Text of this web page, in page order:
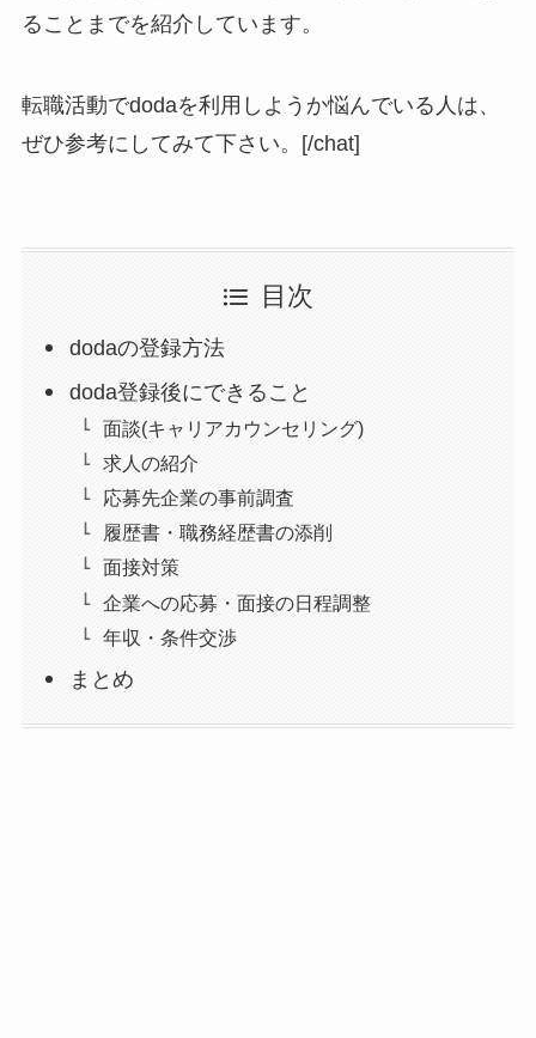
ることまでを紹介しています。
転職活動でdodaを利用しようか悩んでいる人は、
ぜひ参考にしてみて下さい。[/chat]
目次
dodaの登録方法
doda登録後にできること
面談(キャリアカウンセリング)
求人の紹介
応募先企業の事前調査
履歴書・職務経歴書の添削
面接対策
企業への応募・面接の日程調整
年収・条件交渉
まとめ